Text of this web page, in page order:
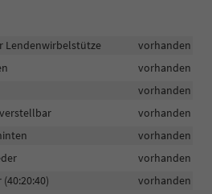
Lendenwirbelstütze
vorhanden
vorhanden
vorhanden
vorhanden
vorhanden
vorhanden
vorhanden